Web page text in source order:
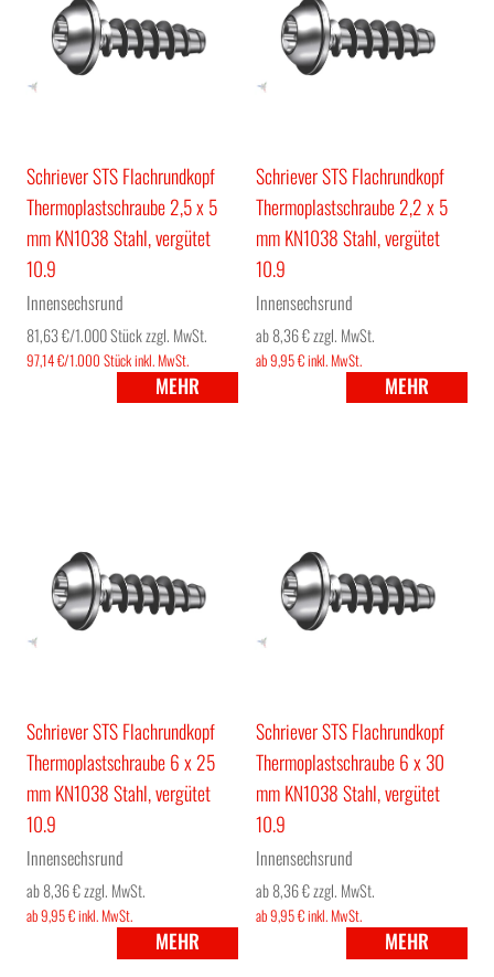
Schriever STS Flachrundkopf
Thermoplastschraube 2,5 x 5
mm KN1038 Stahl, vergütet
10.9
Innensechsrund
81,63 €/1.000 Stückzzgl. MwSt.
97,14 €/1.000 Stückinkl. MwSt.
MEHR
Schriever STS Flachrundkopf
Thermoplastschraube 2,2 x 5
mm KN1038 Stahl, vergütet
10.9
Innensechsrund
ab 8,36 €zzgl. MwSt.
ab 9,95 €inkl. MwSt.
MEHR
Schriever STS Flachrundkopf
Thermoplastschraube 6 x 25
mm KN1038 Stahl, vergütet
10.9
Innensechsrund
ab 8,36 €zzgl. MwSt.
ab 9,95 €inkl. MwSt.
MEHR
Schriever STS Flachrundkopf
Thermoplastschraube 6 x 30
mm KN1038 Stahl, vergütet
10.9
Innensechsrund
ab 8,36 €zzgl. MwSt.
ab 9,95 €inkl. MwSt.
MEHR